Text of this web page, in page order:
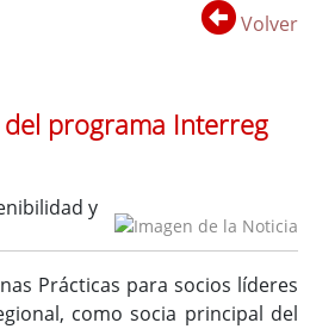
Volver
programa Interreg
y
Prácticas para socios líderes
como socia principal del